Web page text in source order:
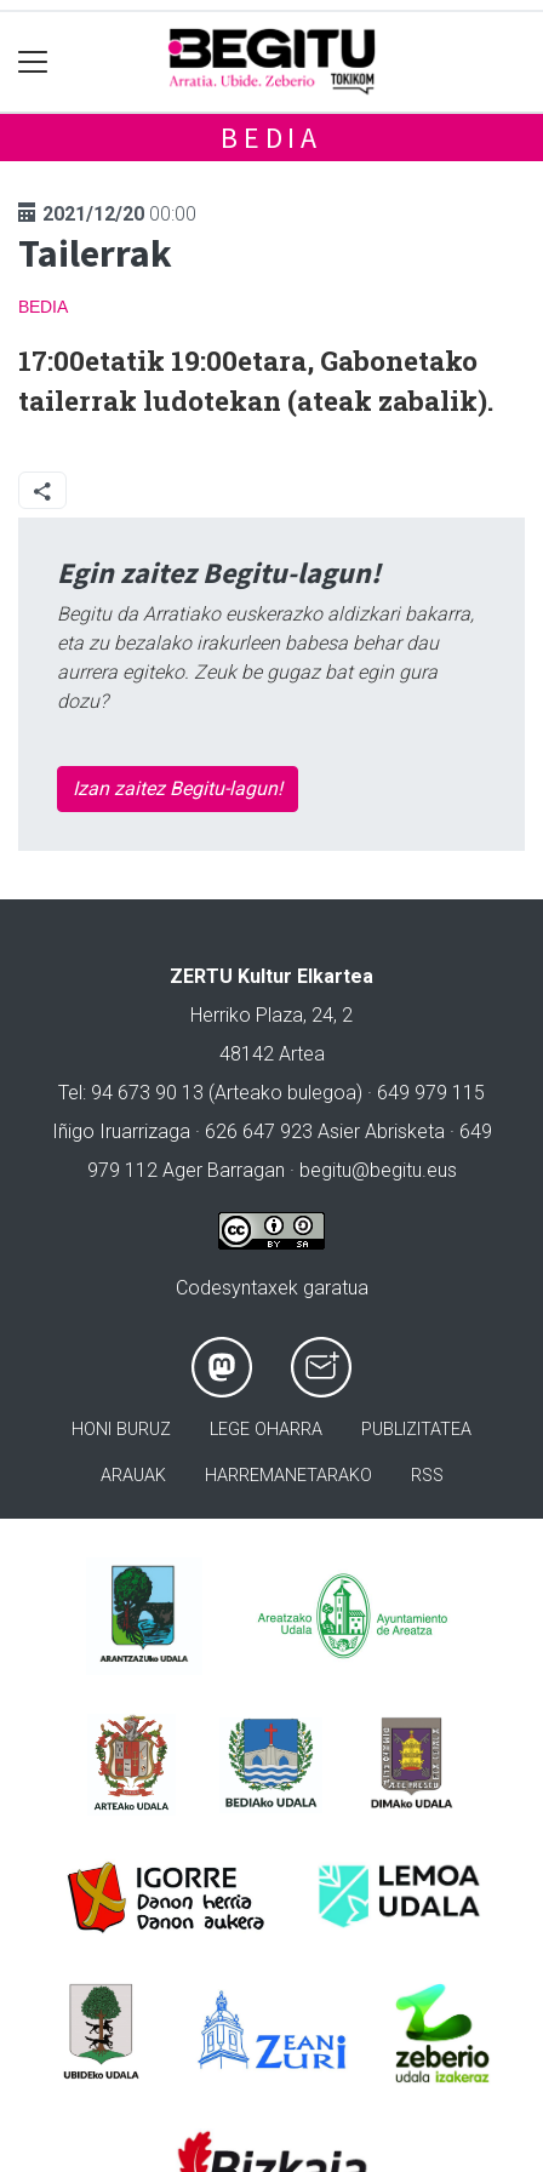
BEDIA
2021/12/20 00:00
Tailerrak
BEDIA
17:00etatik 19:00etara, Gabonetako
tailerrak ludotekan (ateak zabalik).
Egin zaitez Begitu-lagun!
Begitu da Arratiako euskerazko aldizkari bakarra,
eta zu bezalako irakurleen babesa behar dau
aurrera egiteko. Zeuk be gugaz bat egin gura
dozu?
Izan zaitez Begitu-lagun!
ZERTU Kultur Elkartea
Herriko Plaza, 24, 2
48142 Artea
Tel: 94 673 90 13 (Arteako bulegoa) · 649 979 115
Iñigo Iruarrizaga · 626 647 923 Asier Abrisketa · 649
979 112 Ager Barragan · begitu@begitu.eus
Codesyntaxek garatua
HONI BURUZ LEGE OHARRA PUBLIZITATEA
ARAUAK HARREMANETARAKO RSS